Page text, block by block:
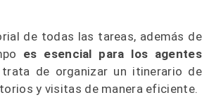
de todas las tareas, además de
es esencial para los agentes
trata de organizar un itinerario de
y visitas de manera eficiente.